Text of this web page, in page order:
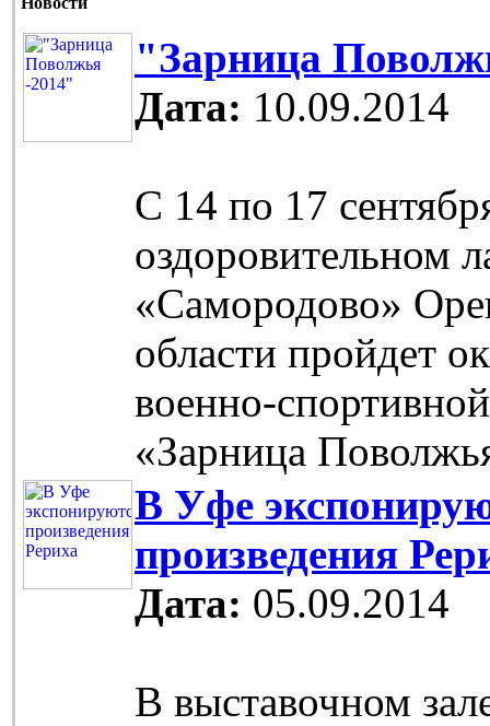
"Зарница
Дата: 10.09.2014
С 14 по 17
оздоровительном
«Самородово»
области пройдет
военно-
«Зарница
В Уфе
произведения
Дата: 05.09.2014
В выставочном